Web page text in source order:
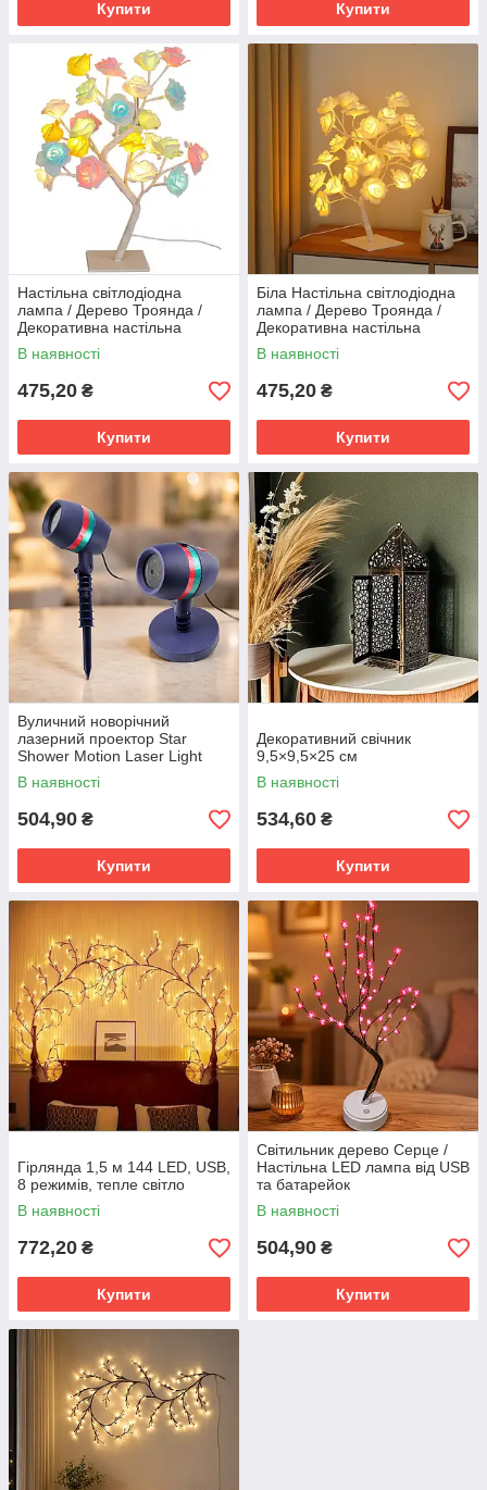
Купити Купити
Настільна світлодіодна
лампа / Дерево Троянда /
Декоративна настільна
лампа для дому
В наявності
475,20 ₴
Купити
Біла Настільна світлодіодна
лампа / Дерево Троянда /
Декоративна настільна
лампа для дому
В наявності
475,20 ₴
Купити
Вуличний новорічний
лазерний проектор Star
Shower Motion Laser Light
В наявності
504,90 ₴
Купити
Декоративний свічник
9,5×9,5×25 см
В наявності
534,60 ₴
Купити
Гірлянда 1,5 м 144 LED, USB,
8 режимів, тепле світло
В наявності
772,20 ₴
Купити
Світильник дерево Серце /
Настільна LED лампа від USB
та батарейок
В наявності
504,90 ₴
Купити